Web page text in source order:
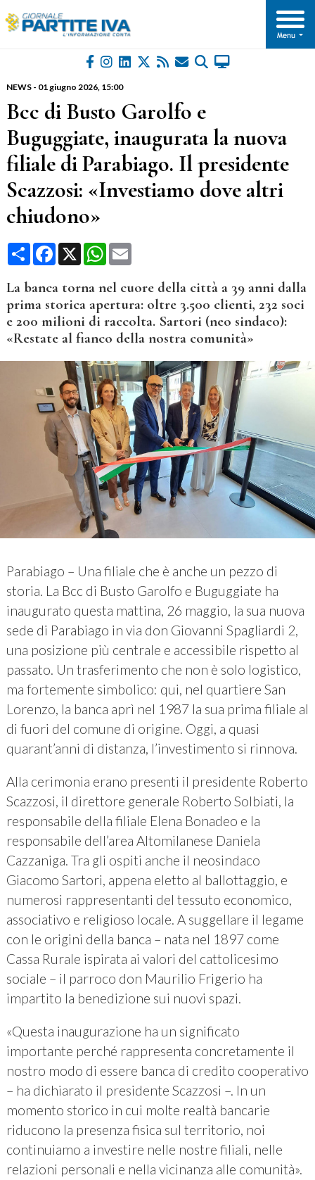
NEWS- 01 giugno 2026, 15:00
Bcc di Busto Garolfo e
Buguggiate, inaugurata la nuova
filiale di Parabiago. Il presidente
Scazzosi: «Investiamo dove altri
chiudono»
CondividiFacebook
X WhatsApp
Email
La banca torna nel cuore della città a 39 anni dalla
prima storica apertura: oltre 3.500 clienti, 232 soci
e 200 milioni di raccolta. Sartori (neo sindaco):
«Restate al fianco della nostra comunità»
Parabiago – Una filiale che è anche un pezzo di
storia. La Bcc di Busto Garolfo e Buguggiate ha
inaugurato questa mattina, 26 maggio, la sua nuova
sede di Parabiago in via don Giovanni Spagliardi 2,
una posizione più centrale e accessibile rispetto al
passato. Un trasferimento che non è solo logistico,
ma fortemente simbolico: qui, nel quartiere San
Lorenzo, la banca aprì nel 1987 la sua prima filiale al
di fuori del comune di origine. Oggi, a quasi
quarant’anni di distanza, l’investimento si rinnova.
Alla cerimonia erano presenti il presidente Roberto
Scazzosi, il direttore generale Roberto Solbiati, la
responsabile della filiale Elena Bonadeo e la
responsabile dell’area Altomilanese Daniela
Cazzaniga. Tra gli ospiti anche il neosindaco
Giacomo Sartori, appena eletto al ballottaggio, e
numerosi rappresentanti del tessuto economico,
associativo e religioso locale. A suggellare il legame
con le origini della banca – nata nel 1897 come
Cassa Rurale ispirata ai valori del cattolicesimo
sociale – il parroco don Maurilio Frigerio ha
impartito la benedizione sui nuovi spazi.
«Questa inaugurazione ha un significato
importante perché rappresenta concretamente il
nostro modo di essere banca di credito cooperativo
– ha dichiarato il presidente Scazzosi –. In un
momento storico in cui molte realtà bancarie
riducono la presenza fisica sul territorio, noi
continuiamo a investire nelle nostre filiali, nelle
relazioni personali e nella vicinanza alle comunità».